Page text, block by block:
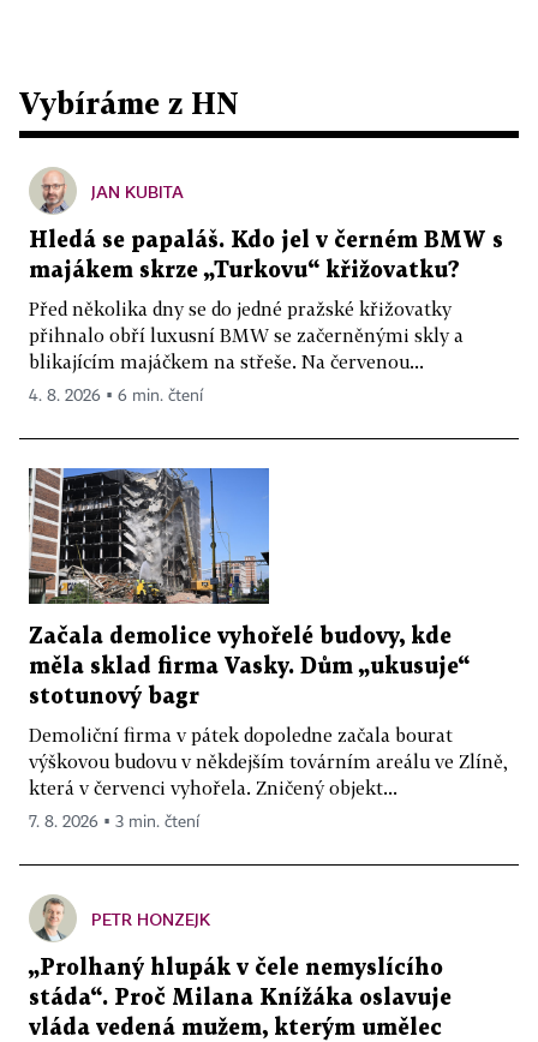
Vybíráme z HN
JAN KUBITA
Hledá se papaláš. Kdo jel v černém BMW s
majákem skrze „Turkovu“ křižovatku?
Před několika dny se do jedné pražské křižovatky
přihnalo obří luxusní BMW se začerněnými skly a
blikajícím majáčkem na střeše. Na červenou...
4. 8. 2026 ▪ 6 min. čtení
Začala demolice vyhořelé budovy, kde
měla sklad firma Vasky. Dům „ukusuje“
stotunový bagr
Demoliční firma v pátek dopoledne začala bourat
výškovou budovu v někdejším továrním areálu ve Zlíně,
která v červenci vyhořela. Zničený objekt...
7. 8. 2026 ▪ 3 min. čtení
PETR HONZEJK
„Prolhaný hlupák v čele nemyslícího
stáda“. Proč Milana Knížáka oslavuje
vláda vedená mužem, kterým umělec